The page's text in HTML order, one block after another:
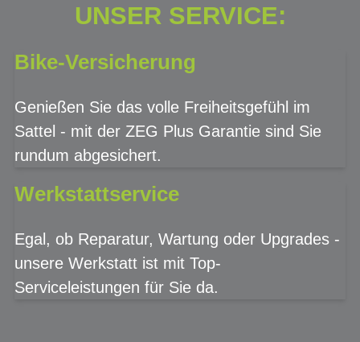
UNSER SERVICE:
Bike-Versicherung
Genießen Sie das volle Freiheitsgefühl im
Sattel - mit der ZEG Plus Garantie sind Sie
rundum abgesichert.
Werkstattservice
Egal, ob Reparatur, Wartung oder Upgrades -
unsere Werkstatt ist mit Top-
Serviceleistungen für Sie da.